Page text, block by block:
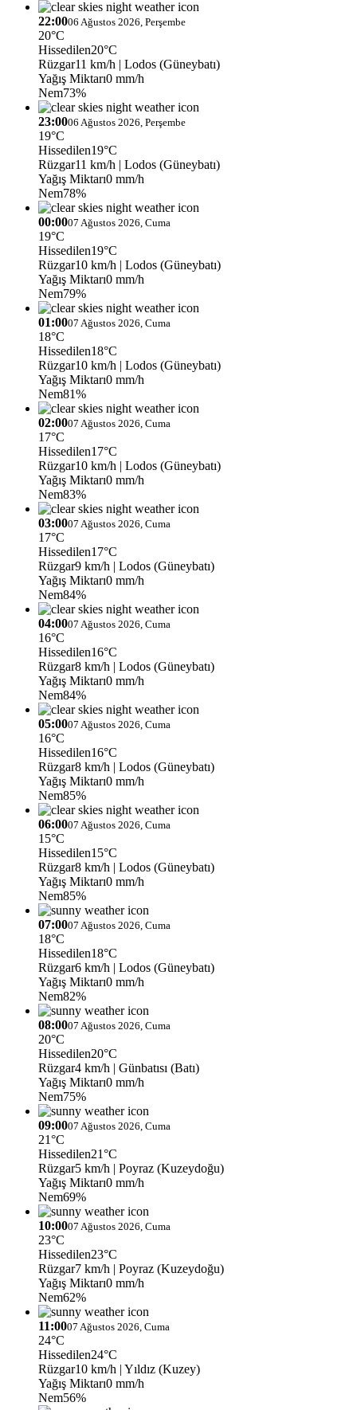
22:0006 Ağustos 2026, Perşembe
20°C
Hissedilen20°C
Rüzgar11 km/h | Lodos (Güneybatı)
Yağış Miktarı0 mm/h
Nem73%
23:0006 Ağustos 2026, Perşembe
19°C
Hissedilen19°C
Rüzgar11 km/h | Lodos (Güneybatı)
Yağış Miktarı0 mm/h
Nem78%
00:0007 Ağustos 2026, Cuma
19°C
Hissedilen19°C
Rüzgar10 km/h | Lodos (Güneybatı)
Yağış Miktarı0 mm/h
Nem79%
01:0007 Ağustos 2026, Cuma
18°C
Hissedilen18°C
Rüzgar10 km/h | Lodos (Güneybatı)
Yağış Miktarı0 mm/h
Nem81%
02:0007 Ağustos 2026, Cuma
17°C
Hissedilen17°C
Rüzgar10 km/h | Lodos (Güneybatı)
Yağış Miktarı0 mm/h
Nem83%
03:0007 Ağustos 2026, Cuma
17°C
Hissedilen17°C
Rüzgar9 km/h | Lodos (Güneybatı)
Yağış Miktarı0 mm/h
Nem84%
04:0007 Ağustos 2026, Cuma
16°C
Hissedilen16°C
Rüzgar8 km/h | Lodos (Güneybatı)
Yağış Miktarı0 mm/h
Nem84%
05:0007 Ağustos 2026, Cuma
16°C
Hissedilen16°C
Rüzgar8 km/h | Lodos (Güneybatı)
Yağış Miktarı0 mm/h
Nem85%
06:0007 Ağustos 2026, Cuma
15°C
Hissedilen15°C
Rüzgar8 km/h | Lodos (Güneybatı)
Yağış Miktarı0 mm/h
Nem85%
07:0007 Ağustos 2026, Cuma
18°C
Hissedilen18°C
Rüzgar6 km/h | Lodos (Güneybatı)
Yağış Miktarı0 mm/h
Nem82%
08:0007 Ağustos 2026, Cuma
20°C
Hissedilen20°C
Rüzgar4 km/h | Günbatısı (Batı)
Yağış Miktarı0 mm/h
Nem75%
09:0007 Ağustos 2026, Cuma
21°C
Hissedilen21°C
Rüzgar5 km/h | Poyraz (Kuzeydoğu)
Yağış Miktarı0 mm/h
Nem69%
10:0007 Ağustos 2026, Cuma
23°C
Hissedilen23°C
Rüzgar7 km/h | Poyraz (Kuzeydoğu)
Yağış Miktarı0 mm/h
Nem62%
11:0007 Ağustos 2026, Cuma
24°C
Hissedilen24°C
Rüzgar10 km/h | Yıldız (Kuzey)
Yağış Miktarı0 mm/h
Nem56%